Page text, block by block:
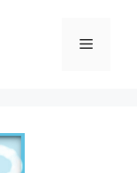
메